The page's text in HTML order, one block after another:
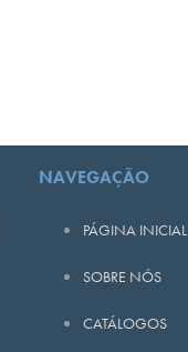
NAVEGAÇÃO
PÁGINA INICIAL
SOBRE NÓS
CATÁLOGOS